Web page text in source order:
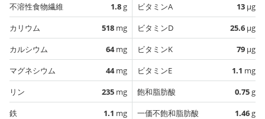
不溶性食物繊維
1.8g
カリウム
518 mg
カルシウム
64mg
マグネシウム
44mg
リン
235 mg
鉄
1.1 mg
ビタミンA
13 µg
ビタミンD
25.6 µg
ビタミンK
79 µg
ビタミンE
1.1 mg
飽和脂肪酸
0.75g
一価不飽和脂肪酸
1.46g